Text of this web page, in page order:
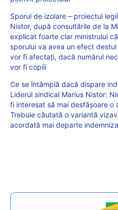
Sporul de izolare – proiectul
Nistor, după consultările de la
explicat foarte clar ministrului
sporului va avea un efect
vor fi afectați, dacă numărul
vor fi copiii
Ce se întâmplă dacă dispare
Liderul sindical Marius Nistor:
fi interesat să mai desfășoare o
Trebuie căutată o variantă
acordată mai departe